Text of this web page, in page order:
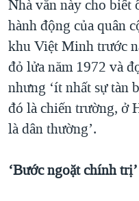
Nhà văn này cho biết
hành động của quân
khu Việt Minh trước
đỏ lửa năm 1972 và
nhưng ‘ít nhất sự tàn
đó là chiến trường, ở
là dân thường’.
‘Bước ngoặt chính trị’